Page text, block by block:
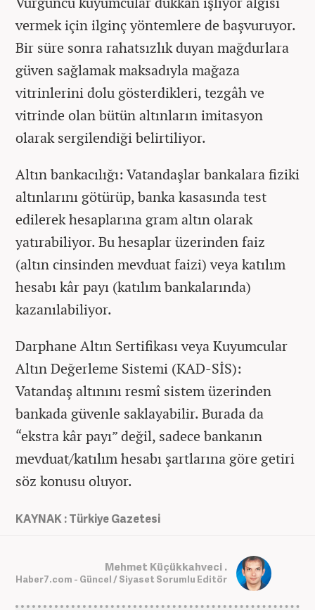
vermek için ilginç yöntemlere de başvuruyor.
Bir süre sonra rahatsızlık duyan mağdurlara
güven sağlamak maksadıyla mağaza
vitrinlerini dolu gösterdikleri, tezgâh ve
vitrinde olan bütün altınların imitasyon
olarak sergilendiği belirtiliyor.
Altın bankacılığı: Vatandaşlar bankalara fiziki
altınlarını götürüp, banka kasasında test
edilerek hesaplarına gram altın olarak
yatırabiliyor. Bu hesaplar üzerinden faiz
(altın cinsinden mevduat faizi) veya katılım
hesabı kâr payı (katılım bankalarında)
kazanılabiliyor.
Darphane Altın Sertifikası veya Kuyumcular
Altın Değerleme Sistemi (KAD-SİS):
Vatandaş altınını resmî sistem üzerinden
bankada güvenle saklayabilir. Burada da
“ekstra kâr payı” değil, sadece bankanın
mevduat/katılım hesabı şartlarına göre getiri
söz konusu oluyor.
KAYNAK : Türkiye Gazetesi
Mehmet Küçükkahveci .
Haber7.com - Güncel / Siyaset Sorumlu Editör